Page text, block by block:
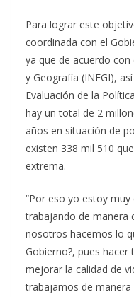
Para lograr este
coordinada con el
ya que de acuerdo
y Geografía (INEGI),
Evaluación de la
hay un total de 2
años en situación de
existen 338 mil 510
extrema.
“Por eso yo estoy
trabajando de manera
nosotros hacemos lo
Gobierno?, pues
mejorar la calidad de
trabajamos de